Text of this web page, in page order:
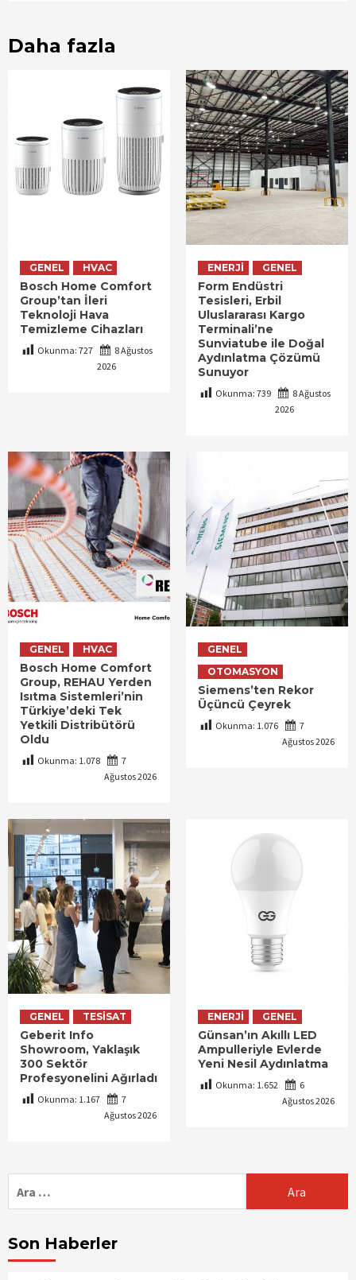
Daha fazla
GENEL HVAC
Bosch Home Comfort
Group’tan İleri
Teknoloji Hava
Temizleme Cihazları
Okunma: 727
8 Ağustos
2026
ENERJI GENEL
Form Endüstri
Tesisleri, Erbil
Uluslararası Kargo
Terminali’ne
Sunviatube ile Doğal
Aydınlatma Çözümü
Sunuyor
Okunma: 739
8 Ağustos
2026
GENEL HVAC
Bosch Home Comfort
Group, REHAU Yerden
Isıtma Sistemleri’nin
Türkiye’deki Tek
Yetkili Distribütörü
Oldu
Okunma: 1.078
7
Ağustos 2026
GENEL
OTOMASYON
Siemens’ten Rekor
Üçüncü Çeyrek
Okunma: 1.076
7
Ağustos 2026
GENEL TESISAT
Geberit Info
Showroom, Yaklaşık
300 Sektör
Profesyonelini Ağırladı
Okunma: 1.167
7
Ağustos 2026
ENERJI GENEL
Günsan’ın Akıllı LED
Ampulleriyle Evlerde
Yeni Nesil Aydınlatma
Okunma: 1.652
6
Ağustos 2026
Son Haberler